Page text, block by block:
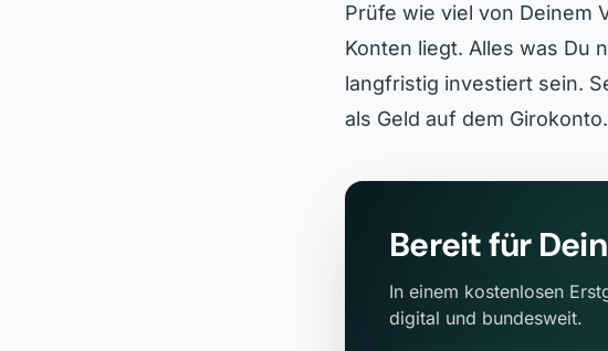
Prüfe wie viel von Deinem
Konten liegt. Alles was Du
langfristig investiert sein.
als Geld auf dem Girokonto.
Bereit für
In einem kostenlosen
digital und bundesweit.